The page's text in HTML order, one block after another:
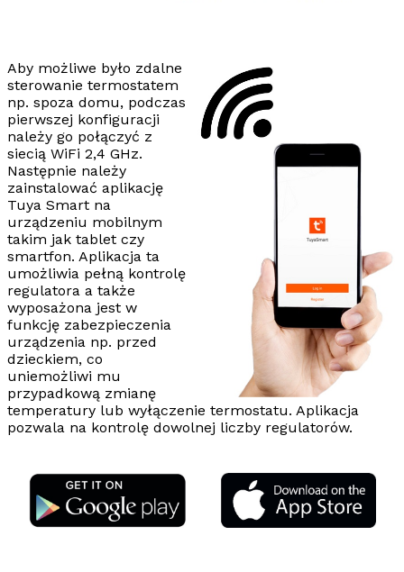
Aby możliwe było zdalne
sterowanie termostatem
np. spoza domu, podczas
pierwszej konfiguracji
należy go połączyć z
siecią WiFi 2,4 GHz.
Następnie należy
zainstalować aplikację
Tuya Smart na
urządzeniu mobilnym
takim jak tablet czy
smartfon. Aplikacja ta
umożliwia pełną kontrolę
regulatora a także
wyposażona jest w
funkcję zabezpieczenia
urządzenia np. przed
dzieckiem, co
uniemożliwi mu
przypadkową zmianę
temperatury lub wyłączenie termostatu. Aplikacja
pozwala na kontrolę dowolnej liczby regulatorów.